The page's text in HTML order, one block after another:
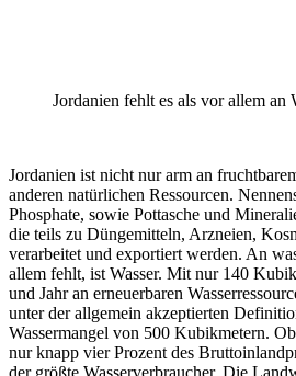
Jordanien fehlt es als vor allem an
Jordanien ist nicht nur arm an
anderen natürlichen Ressourcen.
Phosphate, sowie Pottasche und
die teils zu Düngemitteln, Arzneien,
verarbeitet und exportiert werden. An
allem fehlt, ist Wasser. Mit nur 140
und Jahr an erneuerbaren
unter der allgemein akzeptierten
Wassermangel von 500 Kubikmetern.
nur knapp vier Prozent des
der größte Wasserverbraucher. Die